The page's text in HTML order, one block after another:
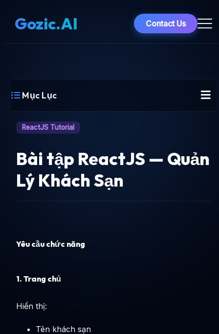
Gozic.AI Contact Us
Mục Lục
ReactJS Tutorial
Bài tập ReactJS — Quản
Lý Khách Sạn
Yêu cầu chức năng
1. Trang chủ
Hiển thị:
Tên khách sạn